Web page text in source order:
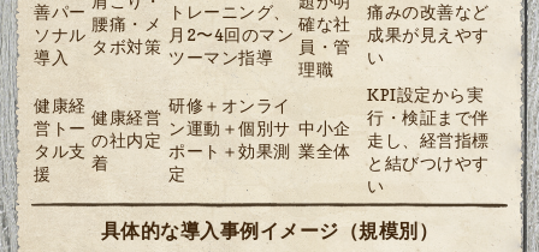
善パー
ソナル
導入
腰痛・メ
タボ対策
トレーニング、
月2〜4回のマン
ツーマン指導
確な社
員・管
理職
痛みの改善など
成果が見えやす
い
健康経
営トー
タル支
援
健康経営
の社内定
着
研修＋オンライ
ン運動＋個別サ
ポート＋効果測
定
中小企
業全体
KPI設定から実
行・検証まで伴
走し、経営指標
と結びつけやす
い
具体的な導入事例イメージ（規模別）